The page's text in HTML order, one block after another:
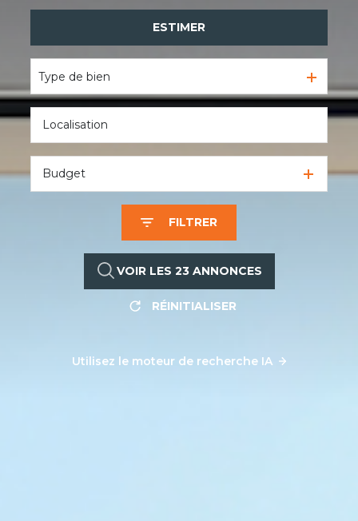
De l'immo pro
De l'immo pro
ESTIMER
Type de bien
Budget
FILTRER
VOIR LES 23ANNONCES
RÉINITIALISER
Utilisez le moteur de recherche IA